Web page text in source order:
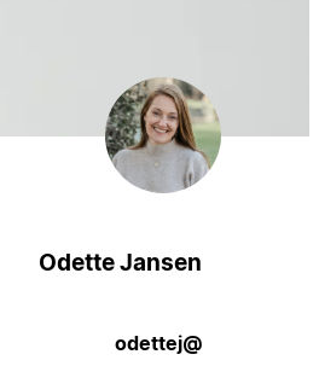
Odette Jansen
@odettej